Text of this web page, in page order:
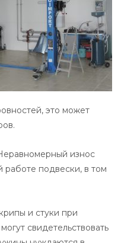
это может
износ
работе подвески, в том
и стуки при
свидетельствовать